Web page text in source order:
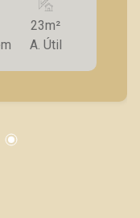
de garagem.
seus
em locação,
ou mesmo
23m²
A. Útil